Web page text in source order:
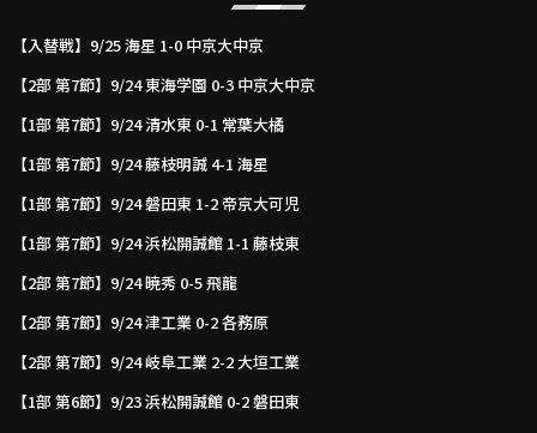
【入替戦】9/25 海星 1-0 中京大中京
【2部 第7節】9/24 東海学園 0-3 中京大中京
【1部 第7節】9/24 清水東 0-1 常葉大橘
【1部 第7節】9/24 藤枝明誠 4-1 海星
【1部 第7節】9/24 磐田東 1-2 帝京大可児
【1部 第7節】9/24 浜松開誠館 1-1 藤枝東
【2部 第7節】9/24 暁秀 0-5 飛龍
【2部 第7節】9/24 津工業 0-2 各務原
【2部 第7節】9/24 岐阜工業 2-2 大垣工業
【1部 第6節】9/23 浜松開誠館 0-2 磐田東